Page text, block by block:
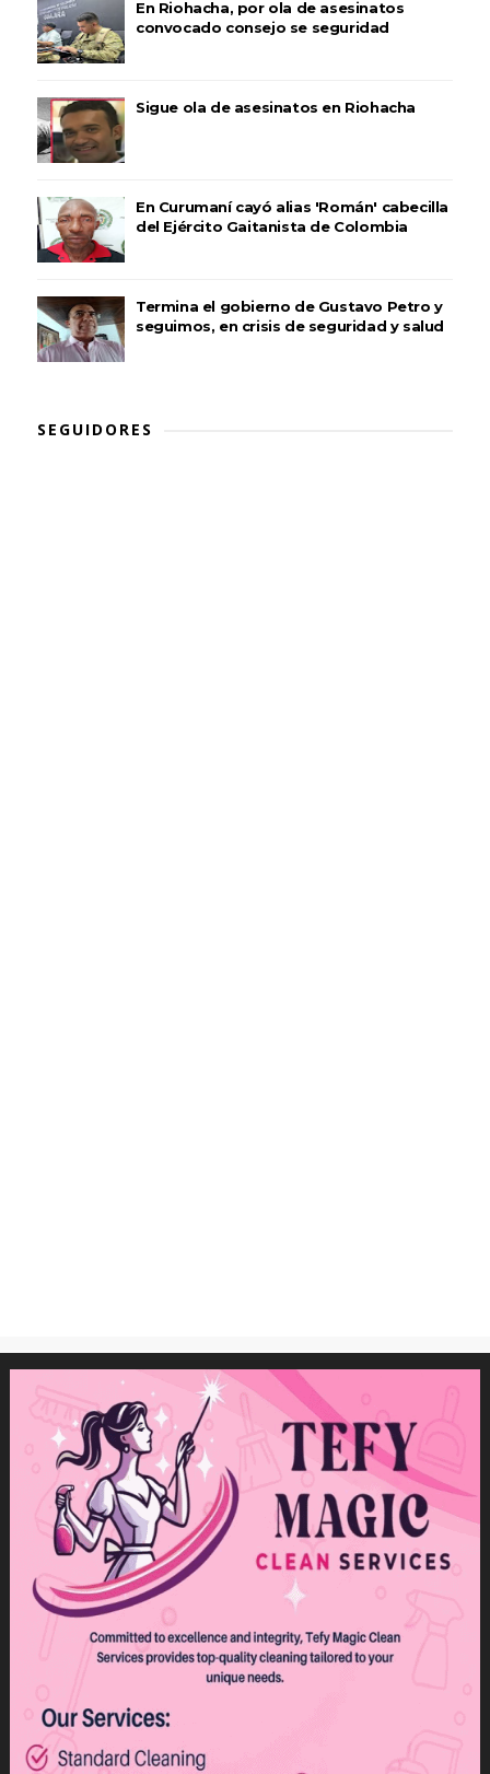
En Riohacha, por ola de asesinatos
convocado consejo se seguridad
Sigue ola de asesinatos en Riohacha
En Curumaní cayó alias 'Román' cabecilla
del Ejército Gaitanista de Colombia
Termina el gobierno de Gustavo Petro y
seguimos, en crisis de seguridad y salud
SEGUIDORES